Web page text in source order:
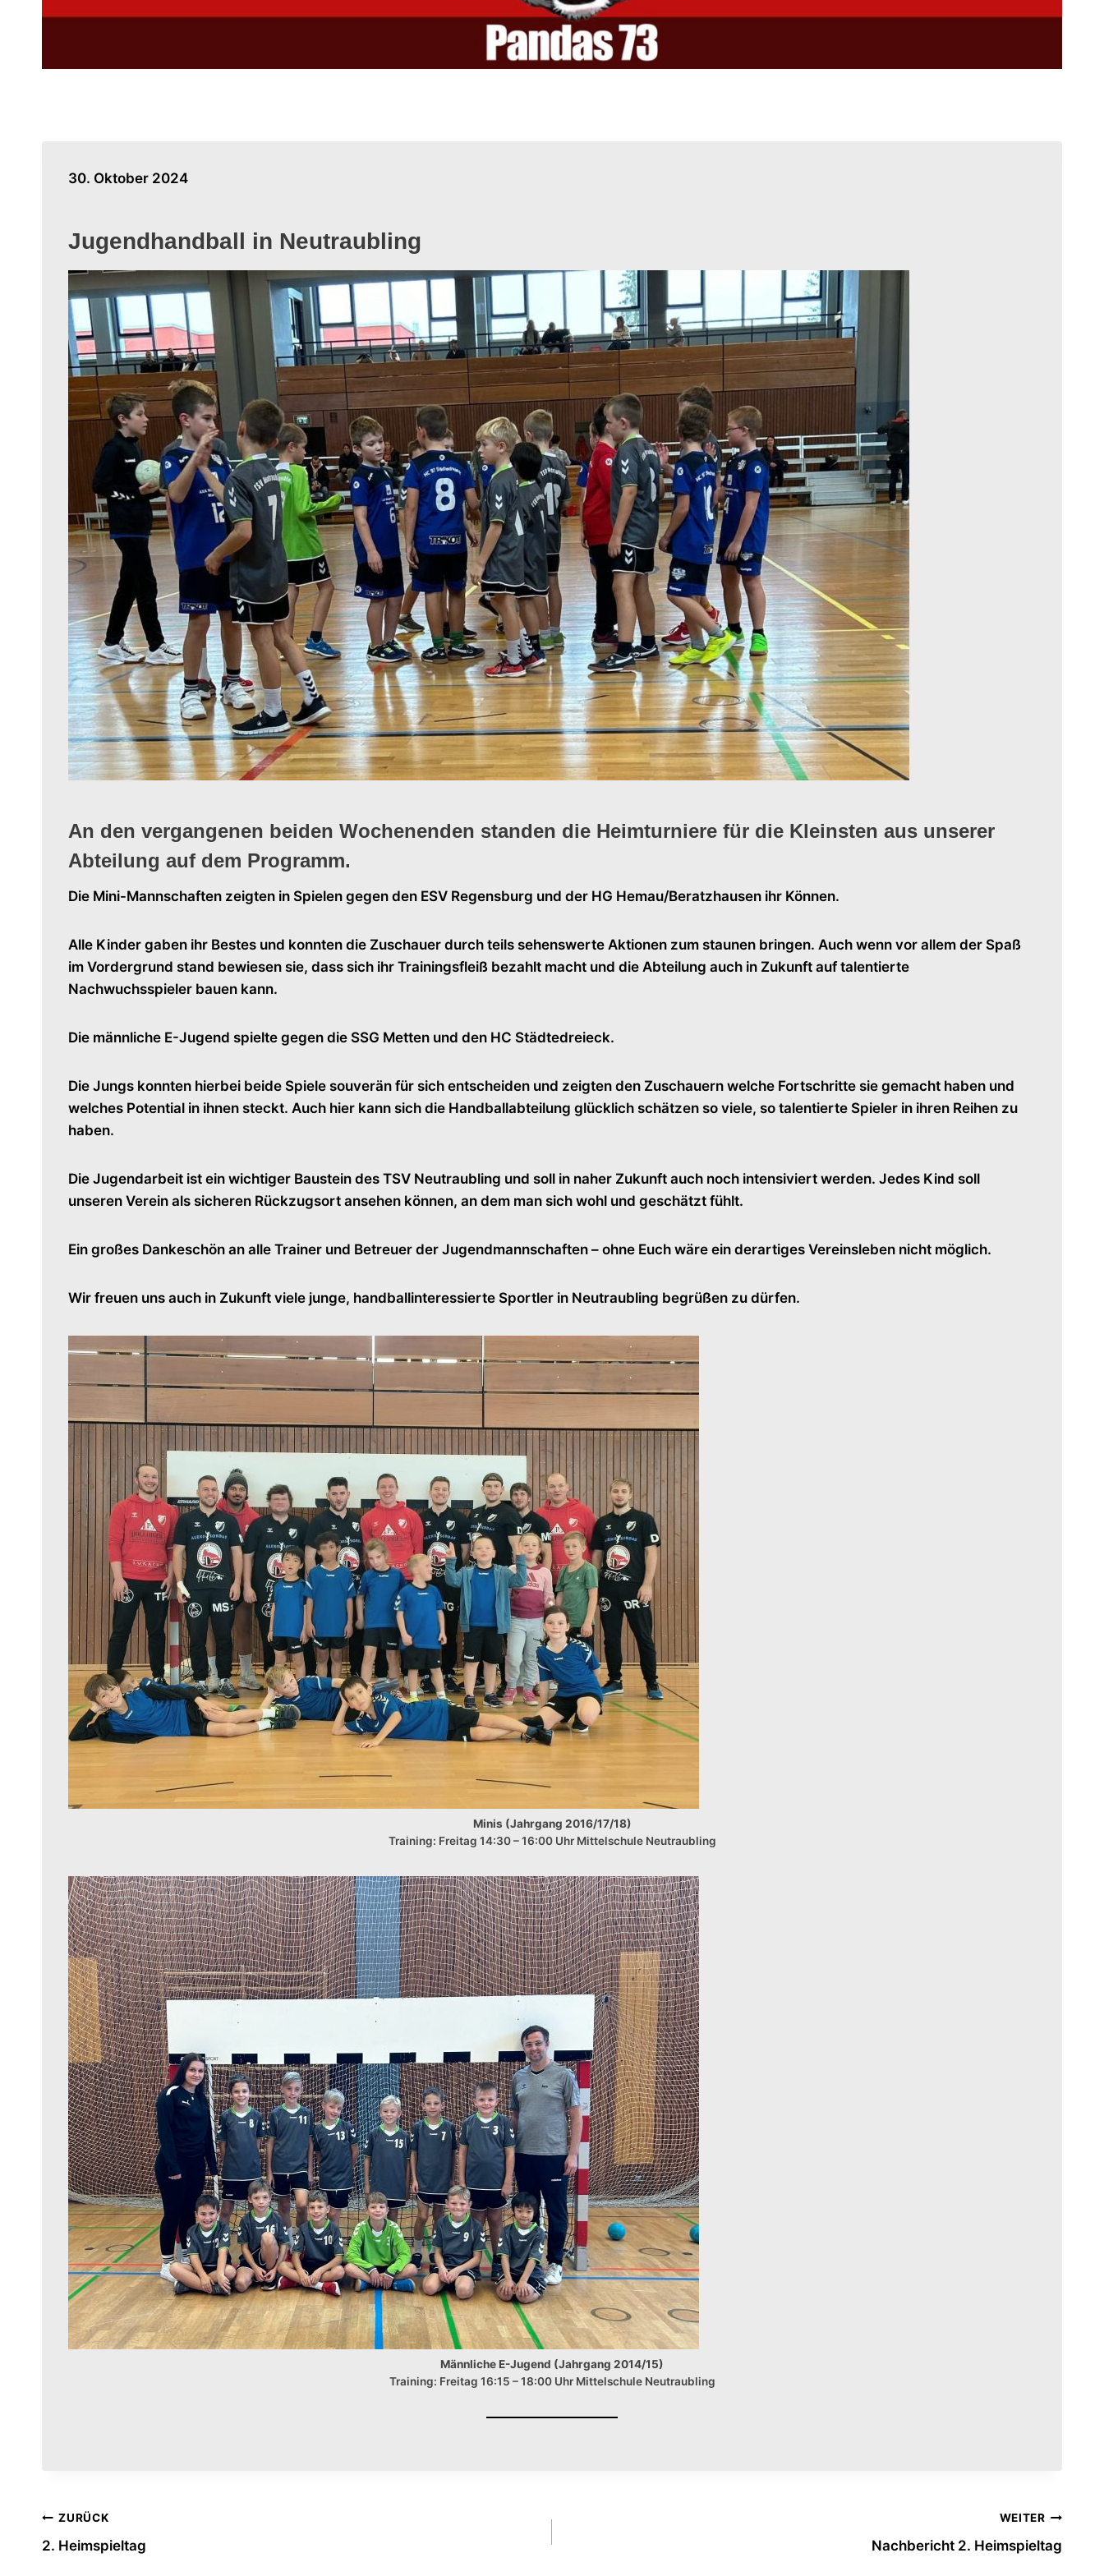
30. Oktober 2024
Jugendhandball in Neutraubling
An den vergangenen beiden Wochenenden standen die Heimturniere für die Kleinsten aus unserer
Abteilung auf dem Programm.
Die Mini-Mannschaften zeigten in Spielen gegen den ESV Regensburg und der HG Hemau/Beratzhausen ihr Können.
Alle Kinder gaben ihr Bestes und konnten die Zuschauer durch teils sehenswerte Aktionen zum staunen bringen. Auch wenn vor allem der Spaß
im Vordergrund stand bewiesen sie, dass sich ihr Trainingsfleiß bezahlt macht und die Abteilung auch in Zukunft auf talentierte
Nachwuchsspieler bauen kann.
Die männliche E-Jugend spielte gegen die SSG Metten und den HC Städtedreieck.
Die Jungs konnten hierbei beide Spiele souverän für sich entscheiden und zeigten den Zuschauern welche Fortschritte sie gemacht haben und
welches Potential in ihnen steckt. Auch hier kann sich die Handballabteilung glücklich schätzen so viele, so talentierte Spieler in ihren Reihen zu
haben.
Die Jugendarbeit ist ein wichtiger Baustein des TSV Neutraubling und soll in naher Zukunft auch noch intensiviert werden. Jedes Kind soll
unseren Verein als sicheren Rückzugsort ansehen können, an dem man sich wohl und geschätzt fühlt.
Ein großes Dankeschön an alle Trainer und Betreuer der Jugendmannschaften – ohne Euch wäre ein derartiges Vereinsleben nicht möglich.
Wir freuen uns auch in Zukunft viele junge, handballinteressierte Sportler in Neutraubling begrüßen zu dürfen.
Minis (Jahrgang 2016/17/18)
Training: Freitag 14:30 – 16:00 Uhr Mittelschule Neutraubling
Männliche E-Jugend (Jahrgang 2014/15)
Training: Freitag 16:15 – 18:00 Uhr Mittelschule Neutraubling
Beitragsnavigation
ZURÜCK
2. Heimspieltag
WEITER
Nachbericht 2. Heimspieltag